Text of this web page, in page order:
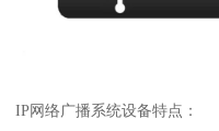
IP网络广播系统设备特点：